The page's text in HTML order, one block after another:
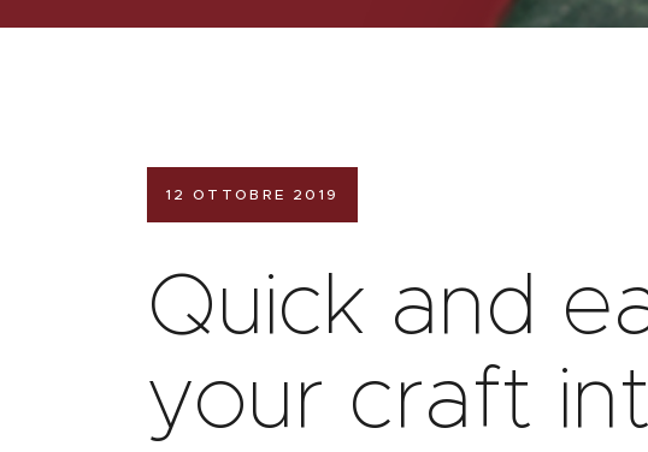
12 OTTOBRE 2019
Quick and
your craft